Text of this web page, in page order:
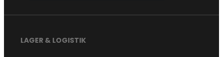
LAGER & LOGISTIK